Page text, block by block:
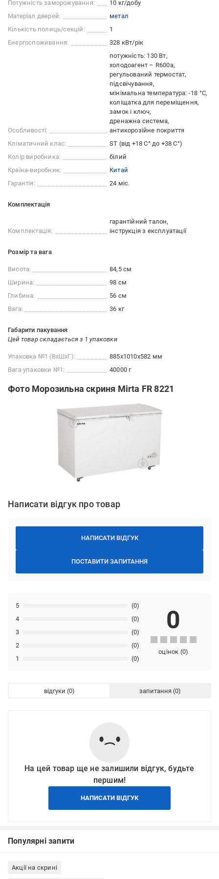
Потужність заморожування:
10 кг/добу
Матеріал дверей:
метал
Кількість полиць/секцій:
1
Енергоспоживання:
328 кВт/рік
Особливості:
потужність: 130 Вт
холодоагент – R600а
регульований термостат
підсвічування
мінімальна температура: -18 °C
коліщатка для переміщення
замок і ключ
дренажна система
антикорозійне покриття
Кліматичний клас:
ST (від +18 С° до +38 С°)
Колір виробника:
білий
Країна-виробник:
Китай
Гарантія:
24 міс.
Комплектація
Комплектація:
гарантійний талон
інструкція з експлуатації
Розмір та вага
Висота:
84,5 см
Ширина:
98 см
Глибина:
56 см
Вага:
36 кг
Габарити пакування
Цей товар складається з 1 упаковки
Упаковка №1 (ВхШхГ):
885x1010x582 мм
Вага упаковки №1:
40000 г
Фото Морозильна скриня Mirta FR 8221
Написати відгук про товар
НАПИСАТИ ВІДГУК
ПОСТАВИТИ ЗАПИТАННЯ
1 (0)
2 (0)
3 (0)
4 (0)
5 (0)
0
оцінок (0)
відгуки запитання
На цей товар ще не залишили відгук, будьте
першим!
НАПИСАТИ ВІДГУК
Популярні запити
Акції на скрині